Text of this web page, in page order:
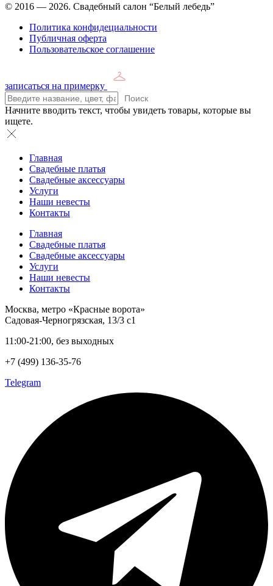
© 2016 — 2026. Свадебный салон “Белый лебедь”
Политика конфидециальности
Публичная оферта
Пользовательское соглашение
записаться на примерку
Поиск
Начните вводить текст, чтобы увидеть товары, которые вы
ищете.
Главная
Свадебные платья
Свадебные аксессуары
Услуги
Наши невесты
Контакты
Главная
Свадебные платья
Свадебные аксессуары
Услуги
Наши невесты
Контакты
Москва, метро «Красные ворота»
Садовая-Черногрязская, 13/3 с1
11:00-21:00, без выходных
+7 (499) 136-35-76
Telegram